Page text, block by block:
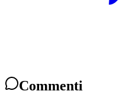
Commenti